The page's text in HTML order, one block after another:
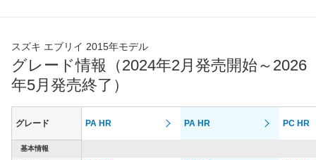
スズキ エブリイ 2015年モデル
グレード情報（2024年2月発売開始～2026
年5月発売終了）
グレード PA HR PA HR PC HR
基本情報